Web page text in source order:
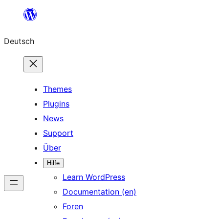
springen
Deutsch
Themes
Plugins
News
Support
Über
Hilfe
Learn WordPress
Documentation (en)
Foren